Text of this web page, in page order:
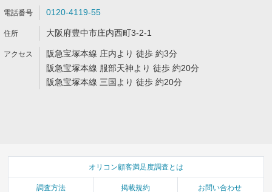
0120-4119-55
大阪府豊中市庄内西町3-2-1
阪急宝塚本線 庄内より 徒歩 約3分
阪急宝塚本線 服部天神より 徒歩 約20分
阪急宝塚本線 三国より 徒歩 約20分
オリコン顧客満足度調査とは
調査方法 掲載規約 お問い合わせ